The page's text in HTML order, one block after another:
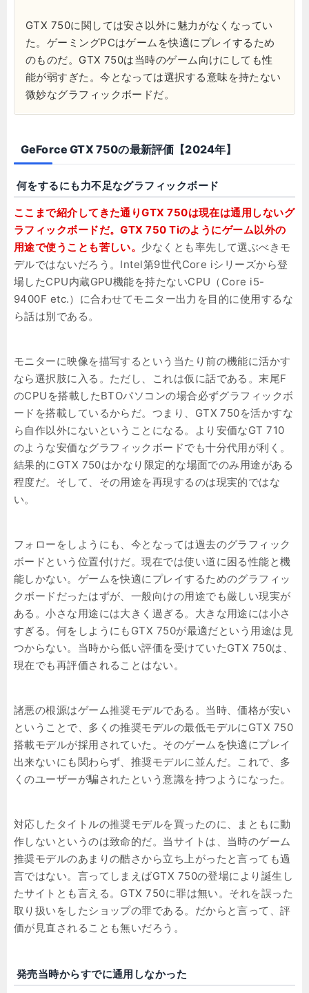
GTX 750に関しては安さ以外に魅力がなくなってい
た。ゲーミングPCはゲームを快適にプレイするため
のものだ。GTX 750は当時のゲーム向けにしても性
能が弱すぎた。今となっては選択する意味を持たない
微妙なグラフィックボードだ。
GeForce GTX 750の最新評価【2024年】
何をするにも力不足なグラフィックボード
ここまで紹介してきた通りGTX 750は現在は通用しないグ
ラフィックボードだ。GTX 750 Tiのようにゲーム以外の
用途で使うことも苦しい。 少なくとも率先して選ぶべきモ
デルではないだろう。Intel第9世代Core iシリーズから登
場したCPU内蔵GPU機能を持たないCPU（Core i5-
9400F etc.）に合わせてモニター出力を目的に使用するな
ら話は別である。
モニターに映像を描写するという当たり前の機能に活かす
なら選択肢に入る。ただし、これは仮に話である。末尾F
のCPUを搭載したBTOパソコンの場合必ずグラフィックボ
ードを搭載しているからだ。つまり、GTX 750を活かすな
ら自作以外にないということになる。より安価なGT 710
のような安価なグラフィックボードでも十分代用が利く。
結果的にGTX 750はかなり限定的な場面でのみ用途がある
程度だ。そして、その用途を再現するのは現実的ではな
い。
フォローをしようにも、今となっては過去のグラフィック
ボードという位置付けだ。現在では使い道に困る性能と機
能しかない。ゲームを快適にプレイするためのグラフィッ
クボードだったはずが、一般向けの用途でも厳しい現実が
ある。小さな用途には大きく過ぎる。大きな用途には小さ
すぎる。何をしようにもGTX 750が最適だという用途は見
つからない。当時から低い評価を受けていたGTX 750は、
現在でも再評価されることはない。
諸悪の根源はゲーム推奨モデルである。当時、価格が安い
ということで、多くの推奨モデルの最低モデルにGTX 750
搭載モデルが採用されていた。そのゲームを快適にプレイ
出来ないにも関わらず、推奨モデルに並んだ。これで、多
くのユーザーが騙されたという意識を持つようになった。
対応したタイトルの推奨モデルを買ったのに、まともに動
作しないというのは致命的だ。当サイトは、当時のゲーム
推奨モデルのあまりの酷さから立ち上がったと言っても過
言ではない。言ってしまえばGTX 750の登場により誕生し
たサイトとも言える。GTX 750に罪は無い。それを誤った
取り扱いをしたショップの罪である。だからと言って、評
価が見直されることも無いだろう。
発売当時からすでに通用しなかった